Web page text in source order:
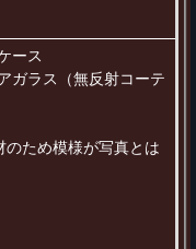
ース
ガラス（無反射コーテ
ため模様が写真とは